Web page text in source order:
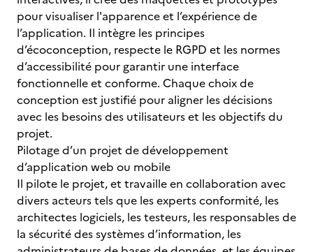
pour visualiser l'apparence et l’expérience de
l’application. Il intègre les principes
d’écoconception, respecte le RGPD et les normes
d’accessibilité pour garantir une interface
fonctionnelle et conforme. Chaque choix de
conception est justifié pour aligner les décisions
avec les besoins des utilisateurs et les objectifs du
projet.
Pilotage d’un projet de développement
d’application web ou mobile
Il pilote le projet, et travaille en collaboration avec
divers acteurs tels que les experts conformité, les
architectes logiciels, les testeurs, les responsables de
la sécurité des systèmes d’information, les